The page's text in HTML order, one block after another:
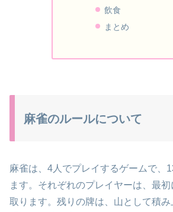
飲食
まとめ
麻雀のルールについて
麻雀は、4人でプレイするゲームで、
ます。それぞれのプレイヤーは、最
取ります。残りの牌は、山として積